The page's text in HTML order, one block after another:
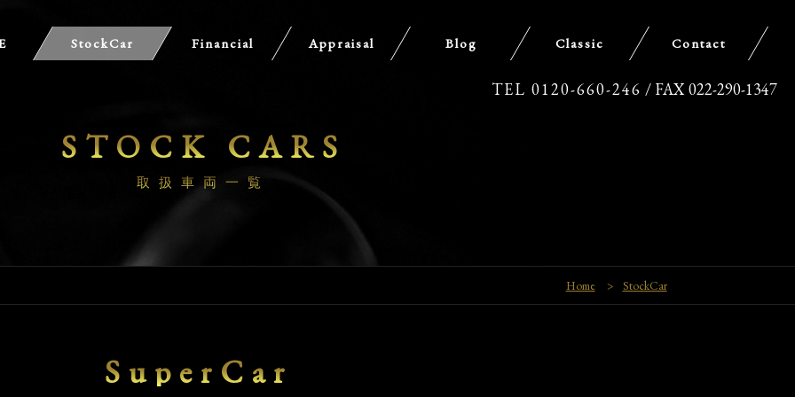
TEL 0120-660-246 / FAX 022-290-1347
StockCar Financial Appraisal Blog Classic Contact
STOCK CARS
取扱車両一覧
Home > StockCar
SuperCar